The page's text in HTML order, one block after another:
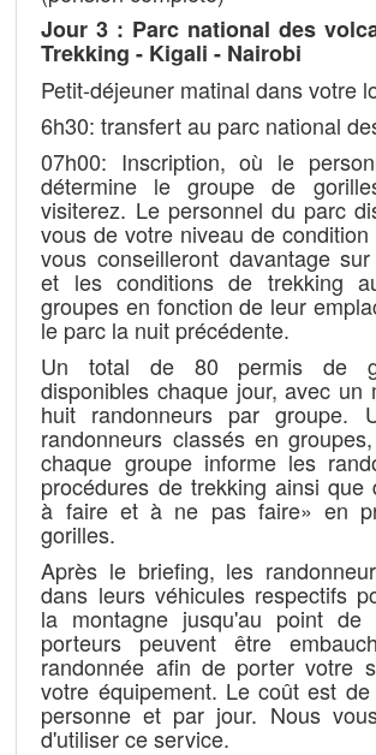
Jour 3 : Parc national des
Trekking - Kigali - Nairobi
Petit-déjeuner matinal dans votre
6h30: transfert au parc national
07h00: Inscription, où le
détermine le groupe de
visiterez. Le personnel du parc
vous de votre niveau de
vous conseilleront davantage
et les conditions de trekking
groupes en fonction de leur
le parc la nuit précédente.
Un total de 80 permis de
disponibles chaque jour, avec un
huit randonneurs par groupe.
randonneurs classés en
chaque groupe informe les
procédures de trekking ainsi que
à faire et à ne pas faire» en
gorilles.
Après le briefing, les
dans leurs véhicules respectifs
la montagne jusqu'au point de
porteurs peuvent être
randonnée afin de porter votre
votre équipement. Le coût est
personne et par jour. Nous
d'utiliser ce service.